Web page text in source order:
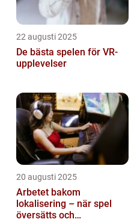
22 augusti 2025
De bästa spelen för VR-
upplevelser
20 augusti 2025
Arbetet bakom
lokalisering – när spel
översätts och